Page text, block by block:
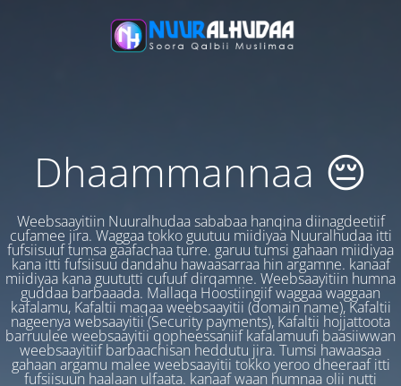
Dhaammannaa 😔
Weebsaayitiin Nuuralhudaa sababaa hanqina diinagdeetiif
cufamee jira. Waggaa tokko guutuu miidiyaa Nuuralhudaa itti
fufsiisuuf tumsa gaafachaa turre. garuu tumsi gahaan miidiyaa
kana itti fufsiisuu dandahu hawaasarraa hin argamne. kanaaf
miidiyaa kana guututti cufuuf dirqamne. Weebsaayitiin humna
guddaa barbaaada. Mallaqa Hoostiingiif waggaa waggaan
kafalamu, Kafaltii maqaa weebsaayitii (domain name), Kafaltii
nageenya websaayitii (Security payments), Kafaltii hojjattoota
barruulee weebsaayitii qopheessaniif kafalamuufi baasiiwwan
weebsaayitiif barbaachisan heddutu jira. Tumsi hawaasaa
gahaan argamu malee weebsaayitii tokko yeroo dheeraaf itti
fufsiisuun haalaan ulfaata. kanaaf waan humnaa olii nutti